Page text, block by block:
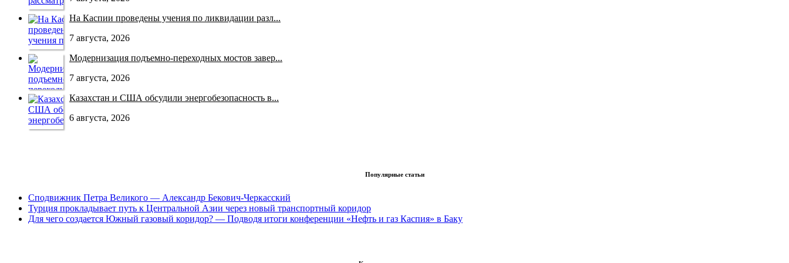
На Каспии проведены учения по ликвидации разл...
7 августа, 2026
Модернизация подъемно-переходных мостов завер...
7 августа, 2026
Казахстан и США обсудили энергобезопасность в...
6 августа, 2026
Популярные статьи
Сподвижник Петра Великого — Александр Бекович-Черкасский
Турция прокладывает путь к Центральной Азии через новый транспортный коридор
Для чего создается Южный газовый коридор? — Подводя итоги конференции «Нефть и газ Каспия» в Баку